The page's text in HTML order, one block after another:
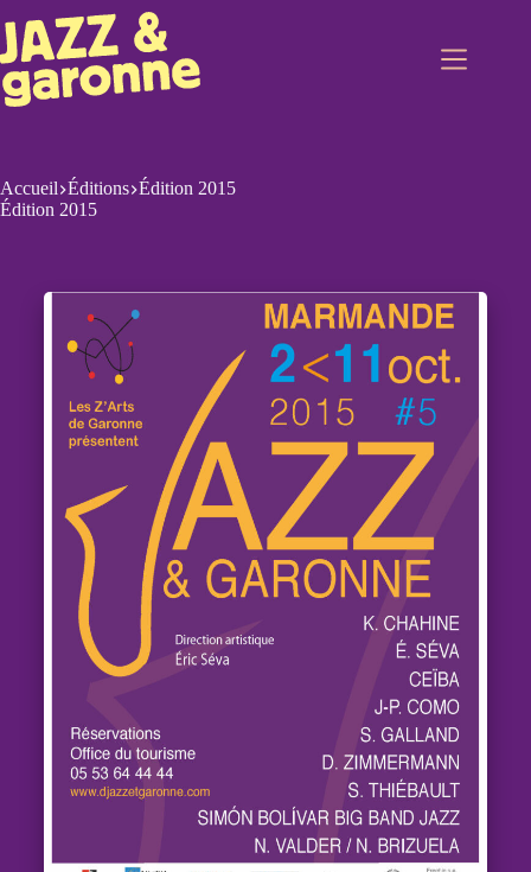
Accueil Éditions Édition 2015
Édition 2015